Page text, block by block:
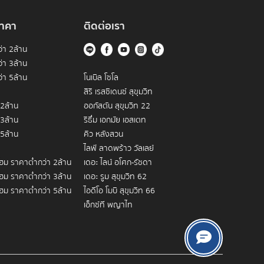
ฟ้าจึงไม่ใช่แค่การหาที่อยู่อาศัย แต่เป็นการถือครอง
ารมองหาเพียงแค่
อย่างต่อเนื่อง ย่านนี้ไม่ได้เป็นเพียงพื้นที่การศึกษา
บบ
งจากกลุ่มนิสิต แพทย์ และพนักงานบริษัทระดับบริหาร
ณาข้อมูล
ในวันนี้จึงเป็นก้าวสำคัญ
คา
2ล้าน
3ล้าน
5ล้าน
ล้าน
ล้าน
ล้าน
ม ราคาต่ำกว่า 2ล้าน
ม ราคาต่ำกว่า 3ล้าน
ม ราคาต่ำกว่า 5ล้าน
ติดต่อเรา
โนเบิล โซโล
สิริ เรสซิเดนซ์ สุขุมวิท
ออกัสตัน สุขุมวิท 22
ริธึ่ม เอกมัย เอสเตท
คิว หลังสวน
ไลฟ์ ลาดพร้าว วัลเลย์
เดอะ ไลน์ อโศก-รัชดา
เดอะ รูม สุขุมวิท 62
ไอดีโอ โมบิ สุขุมวิท 66
เอ็กซ์ที พญาไท